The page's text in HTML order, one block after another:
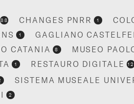
88 CHANGES PNRR 1
1 GAGLIANO
CATANIA 8 MUSEO
1 RESTAURO DIGITALE 12
SISTEMA MUSEALE
2